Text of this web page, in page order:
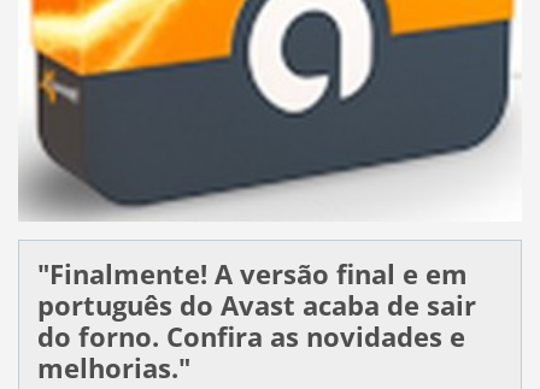
"Finalmente! A versão final e em
português do Avast acaba de sair
do forno. Confira as novidades e
melhorias."